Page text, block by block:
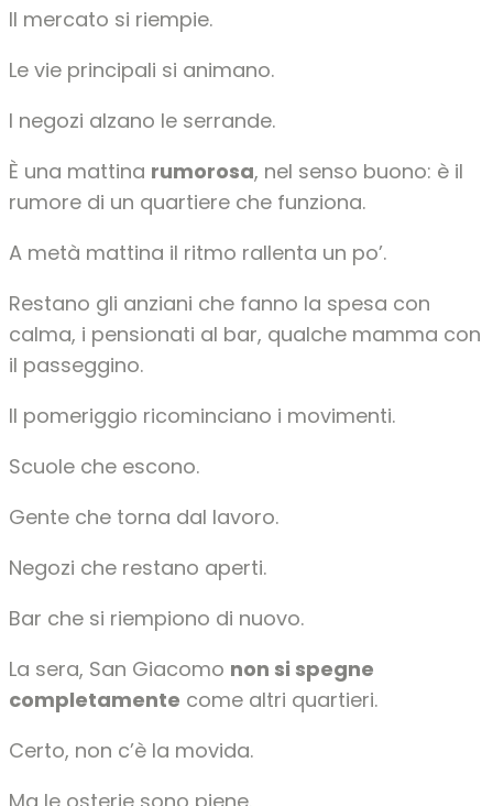
Il mercato si riempie.
Le vie principali si animano.
I negozi alzano le serrande.
È una mattina rumorosa, nel senso buono: è il
rumore di un quartiere che funziona.
A metà mattina il ritmo rallenta un po’.
Restano gli anziani che fanno la spesa con
calma, i pensionati al bar, qualche mamma con
il passeggino.
Il pomeriggio ricominciano i movimenti.
Scuole che escono.
Gente che torna dal lavoro.
Negozi che restano aperti.
Bar che si riempiono di nuovo.
La sera, San Giacomo non si spegne
completamente come altri quartieri.
Certo, non c’è la movida.